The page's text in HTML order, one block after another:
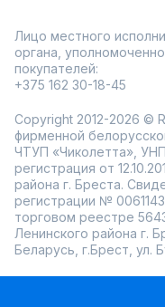
Лицо местного
органа,
покупателей:
+375 162 30-18-45
Copyright 2012-2026 ©
фирменной
ЧТУП «Чиколетта», УНП
регистрация от
района г. Бреста.
регистрации №
торговом реестре
Ленинского района г.
Беларусь, г.Брест, ул.